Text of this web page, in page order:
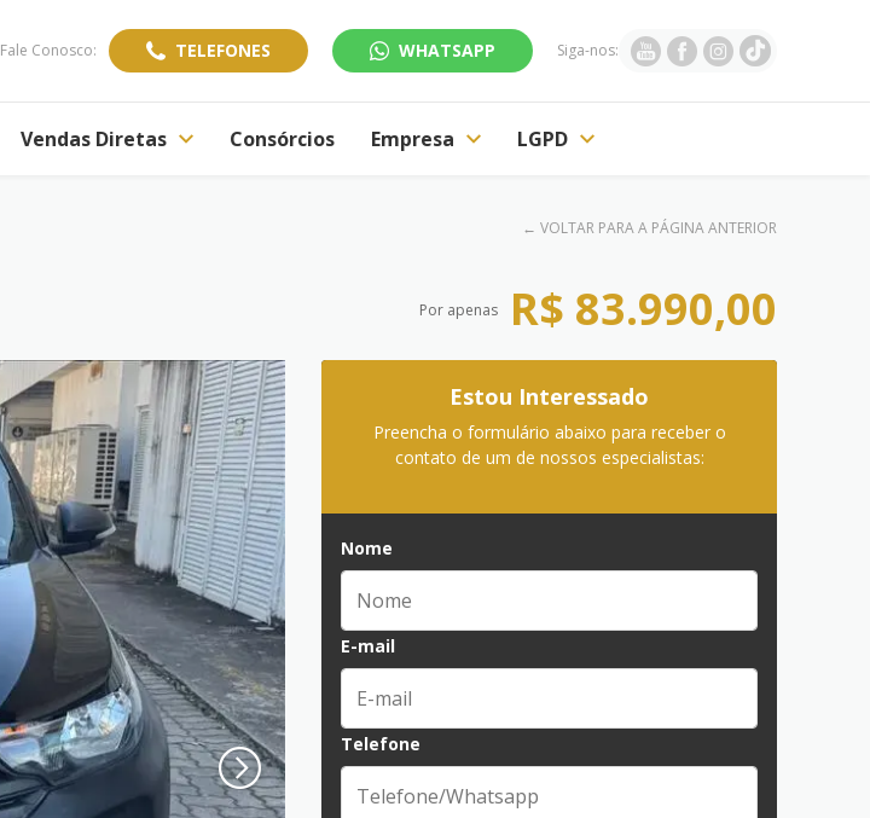
Fale Conosco: TELEFONES WHATSAPP Siga-nos:
Vendas Diretas Consórcios Empresa LGPD
← VOLTAR PARA A PÁGINA ANTERIOR
Por apenas R$ 83.990,00
Estou Interessado
Preencha o formulário abaixo para receber o
contato de um de nossos especialistas:
Nome
E-mail
Telefone